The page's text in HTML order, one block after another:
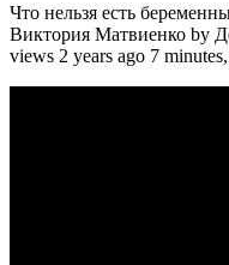
Что нельзя есть
Виктория Матвиенко by
views 2 years ago 7